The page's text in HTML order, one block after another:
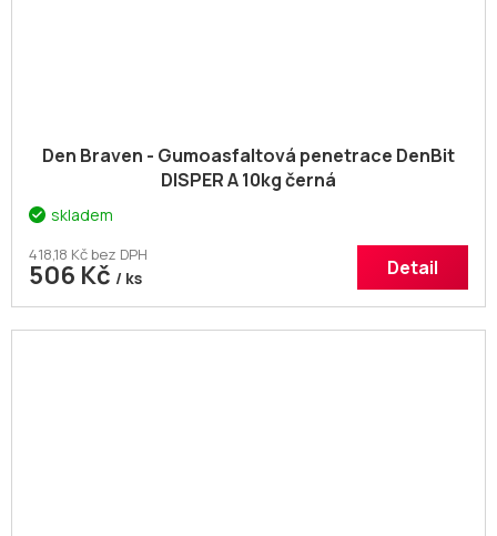
Den Braven - Gumoasfaltová penetrace DenBit
DISPER A 10kg černá
skladem
418,18 Kč bez DPH
506 Kč / ks Detail